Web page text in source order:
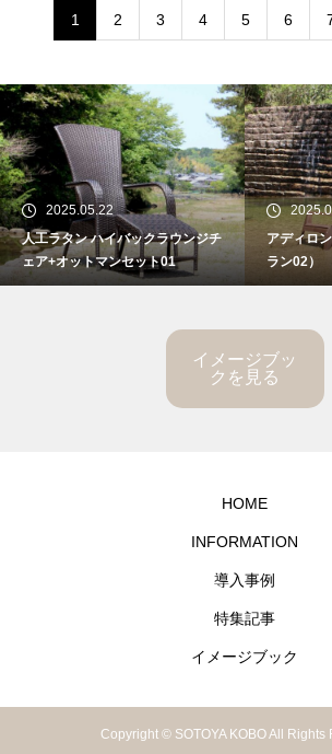
1 2 3 4 5 6
2025.05.22
人工ラタン ハイバックラウンジチ
ェア+オットマンセット01
アディロ
ラン02）
イメージブッ
クを見る
HOME
INFORMATION
導入事例
特集記事
イメージブック
Copyright © SOTOYA KOBO All Rights